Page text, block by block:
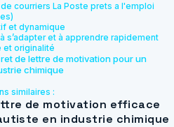
courriers La Poste prets a l'emploi
et dynamique
s’adapter et à apprendre rapidement
et originalité
de lettre de motivation pour un
chimique
similaires :
de motivation efficace
en industrie chimique